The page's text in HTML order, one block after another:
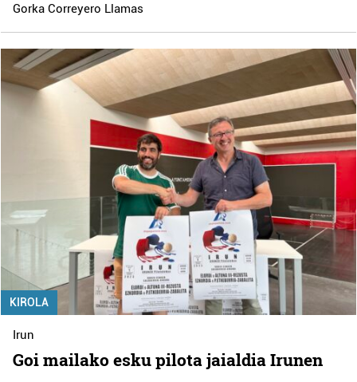
Gorka Correyero Llamas
KIROLA
Irun
Goi mailako esku pilota jaialdia Irunen